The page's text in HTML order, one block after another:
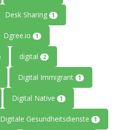
Desk Sharing 1
Dgree.io 1
digital 2
Digital Immigrant 1
Digital Native 1
Digitale Gesundheitsdienste 1